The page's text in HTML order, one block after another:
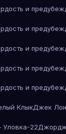
и
и
и
и
и
КлыкДжек
22